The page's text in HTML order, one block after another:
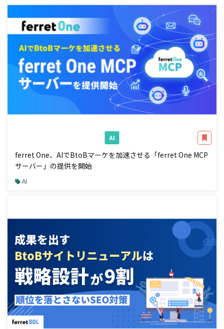
AI
ferret One、AIでBtoBマーケを加速させる「ferret One MCP
サーバー」の提供を開始
AI